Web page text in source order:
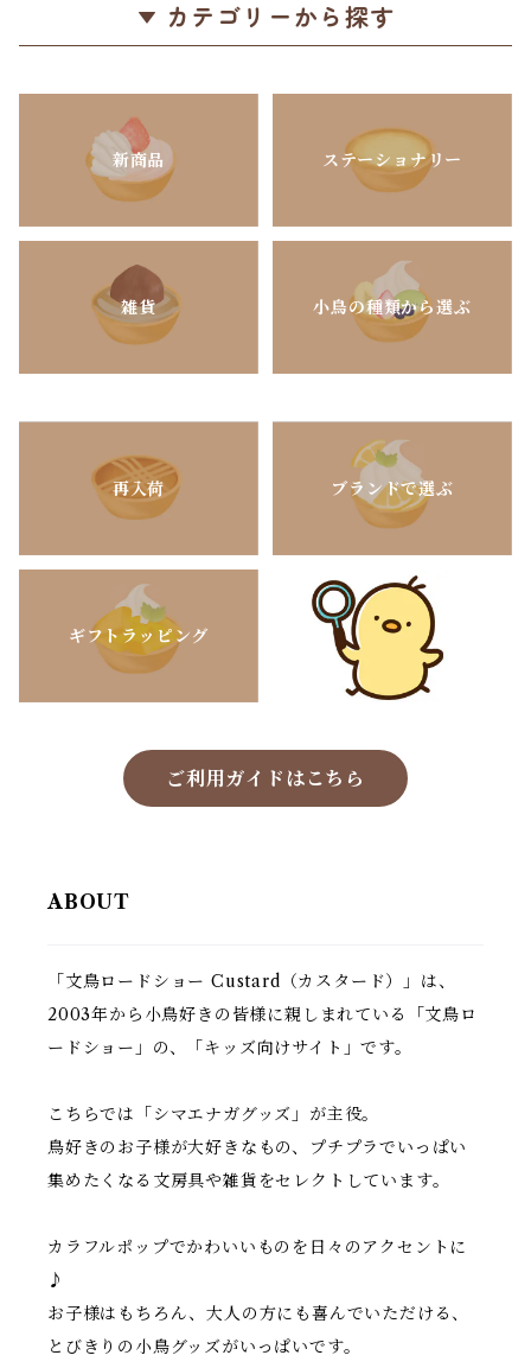
カテゴリーから探す
新商品 ステーショナリー
雑貨 小鳥の種類から選ぶ
再入荷 ブランドで選ぶ
ギフトラッピング
ご利用ガイドはこちら
ABOUT
「文鳥ロードショー Custard（カスタード）」は、
2003年から小鳥好きの皆様に親しまれている「文鳥ロ
ードショー」の、「キッズ向けサイト」です。
こちらでは「シマエナガグッズ」が主役。
鳥好きのお子様が大好きなもの、プチプラでいっぱい
集めたくなる文房具や雑貨をセレクトしています。
カラフルポップでかわいいものを日々のアクセントに
♪
お子様はもちろん、大人の方にも喜んでいただける、
とびきりの小鳥グッズがいっぱいです。